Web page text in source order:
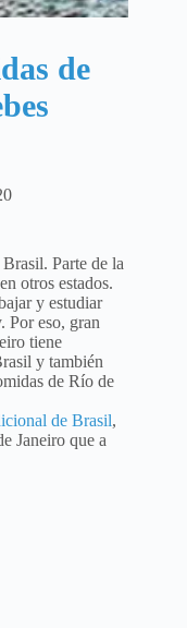
de
Parte de la
otros estados.
y estudiar
Por eso, gran
tiene
y también
de Río de
de Brasil,
Janeiro que a